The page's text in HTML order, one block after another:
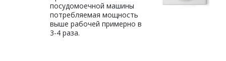
посудомоечной машины
потребляемая мощность
выше рабочей примерно в
3-4 раза.